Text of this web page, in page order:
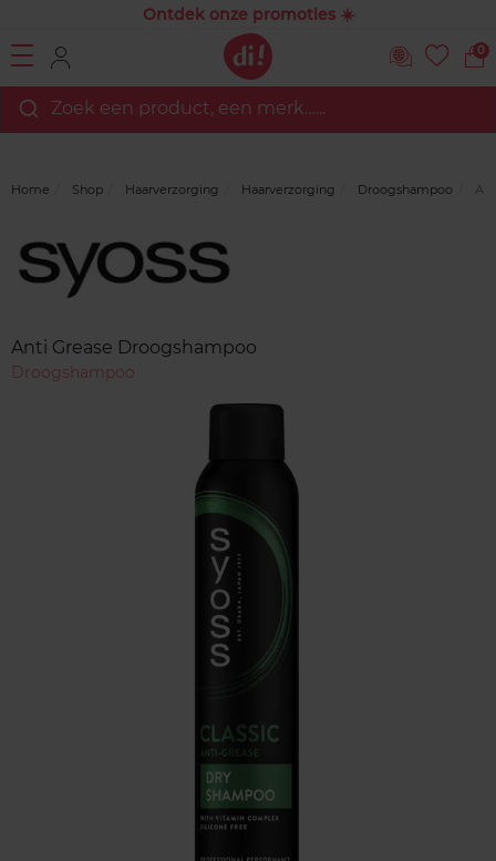
Ontdek onze promoties ☀️
0
Zoek een product, een merk…...
Home Shop Haarverzorging Haarverzorging Droogshampoo
Anti Grease Droogshampoo
Droogshampoo